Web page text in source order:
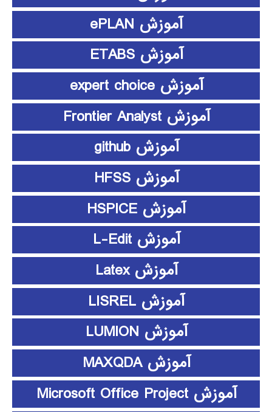
آموزش ePLAN
آموزش ETABS
آموزش expert choice
آموزش Frontier Analyst
آموزش github
آموزش HFSS
آموزش HSPICE
آموزش L-Edit
آموزش Latex
آموزش LISREL
آموزش LUMION
آموزش MAXQDA
آموزش Microsoft Office Project